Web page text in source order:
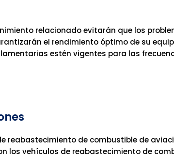
relacionado evitarán que los
el rendimiento óptimo de su
estén vigentes para las
reabastecimiento de combustible de
los vehículos de reabastecimiento de